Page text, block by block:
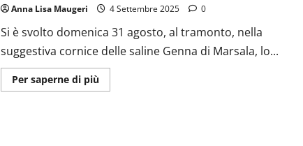
Anna Lisa Maugeri 4 Settembre 2025 0
Si è svolto domenica 31 agosto, al tramonto, nella
suggestiva cornice delle saline Genna di Marsala, lo...
Per saperne di piùUlteriori
informazioni